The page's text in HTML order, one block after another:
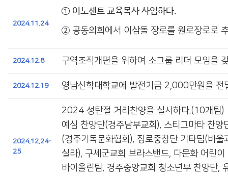
2024.11.24
① 이노센트 교육목사 사임하다.
② 공동의회에서 이삼돌 장로를 원로장로로
2024.12.8 구역조직개편을 위하여 소그룹 리더 모임을
2024.12.19 영남신학대학교에 발전기금 2,000만원을 전
2024.12.24-
25
2024 성탄절 거리찬양을 실시하다.(10개팀)
예심 찬양단(경주남부교회), 스티그마타 찬양
(경주기독문화협회), 장로중창단 기타팀(바울
실라), 구세군교회 브라스밴드, 다문화 어린이
바이올린팀, 경주중앙교회 청소년부 찬양단,